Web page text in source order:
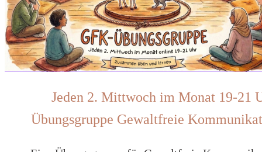
Jeden 2. Mittwoch im Monat 19-21
Übungsgruppe Gewaltfreie